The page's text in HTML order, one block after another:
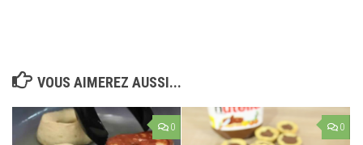
VOUS AIMEREZ AUSSI...
0 0